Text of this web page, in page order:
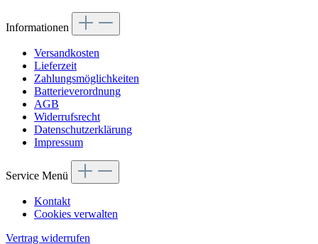
Informationen
Versandkosten
Lieferzeit
Zahlungsmöglichkeiten
Batterieverordnung
AGB
Widerrufsrecht
Datenschutzerklärung
Impressum
Service Menü
Kontakt
Cookies verwalten
Vertrag widerrufen